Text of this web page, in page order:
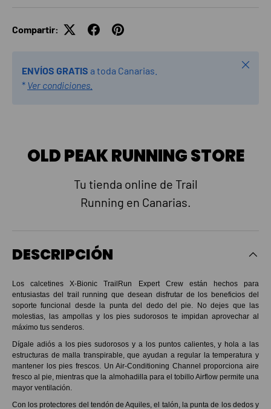
Compartir:
ENVÍOS GRATIS a toda Canarias.
* Ver condiciones.
Cerrar
OLD PEAK RUNNING STORE
Tu tienda online de Trail
Running en Canarias.
DESCRIPCIÓN
Los calcetines X-Bionic TrailRun Expert Crew están hechos para
entusiastas del trail running que desean disfrutar de los beneficios del
soporte funcional desde la punta del dedo del pie. No dejes que las
molestias, las ampollas y los pies sudorosos te impidan aprovechar al
máximo tus senderos.
Dígale adiós a los pies sudorosos y a los puntos calientes, y hola a las
estructuras de malla transpirable, que ayudan a regular la temperatura y
mantener los pies frescos. Un Air-Conditioning Channel proporciona aire
fresco al pie, mientras que la almohadilla para el tobillo Airflow permite una
mayor ventilación.
Con los protectores del tendón de Aquiles, el talón, la punta de los dedos y